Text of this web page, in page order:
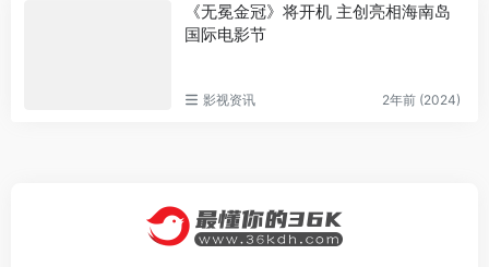
《无冕金冠》将开机 主创亮相海南岛
国际电影节
影视资讯 2年前 (2024)